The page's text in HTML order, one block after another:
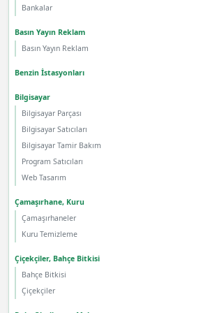
Bankalar
Basın Yayın Reklam
Basın Yayın Reklam
Benzin İstasyonları
Bilgisayar
Bilgisayar Parçası
Bilgisayar Satıcıları
Bilgisayar Tamir Bakım
Program Satıcıları
Web Tasarım
Çamaşırhane, Kuru
Çamaşırhaneler
Kuru Temizleme
Çiçekçiler, Bahçe Bitkisi
Bahçe Bitkisi
Çiçekçiler